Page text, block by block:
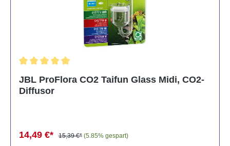
JBL ProFlora CO2 Taifun Glass Midi, CO2-
Diffusor
14,49 €* 15,39 €* (5.85% gespart)